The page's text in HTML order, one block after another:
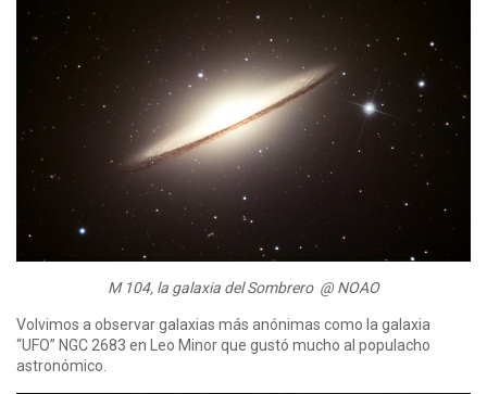
M 104, la galaxia del Sombrero @ NOAO
Volvimos a observar galaxias más anónimas como la galaxia
“UFO” NGC 2683 en Leo Minor que gustó mucho al populacho
astronómico.